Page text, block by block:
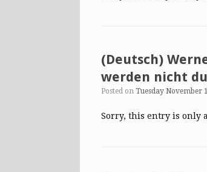
(Deutsch)
werden nicht
Posted on Tuesday November
Sorry, this entry is only